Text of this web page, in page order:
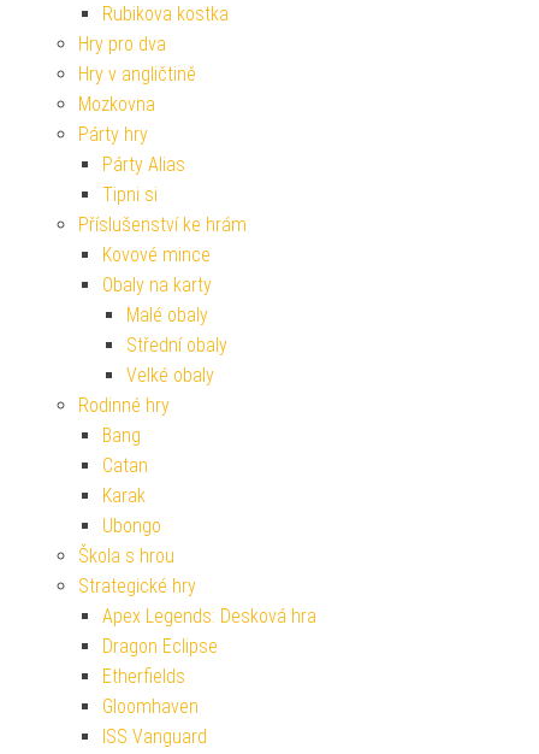
Rubikova kostka
Hry pro dva
Hry v angličtině
Mozkovna
Párty hry
Párty Alias
Tipni si
Příslušenství ke hrám
Kovové mince
Obaly na karty
Malé obaly
Střední obaly
Velké obaly
Rodinné hry
Bang
Catan
Karak
Ubongo
Škola s hrou
Strategické hry
Apex Legends: Desková hra
Dragon Eclipse
Etherfields
Gloomhaven
ISS Vanguard